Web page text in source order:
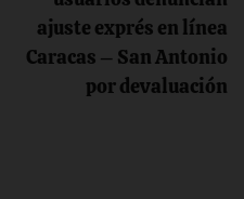
ajuste exprés en línea
Caracas – San Antonio
por devaluación